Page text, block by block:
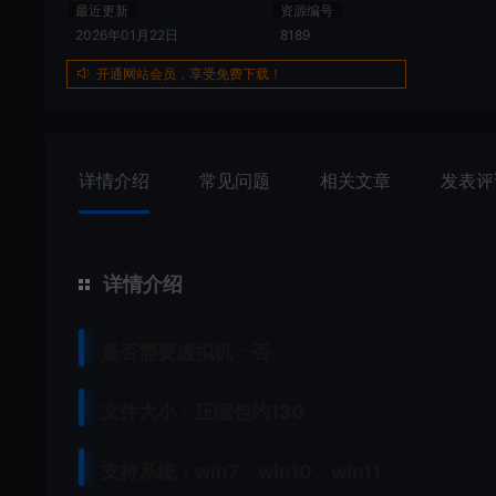
最近更新
2026年01月22日
资源编号
8189
开通网站会员，享受免费下载！
详情介绍 常见问题 相关文章 发表
详情介绍